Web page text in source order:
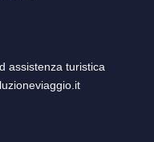
assistenza turistica